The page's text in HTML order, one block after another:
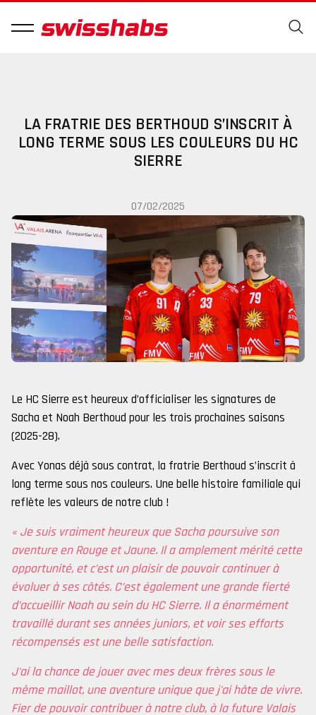
LA FRATRIE DES BERTHOUD S’INSCRIT À
LONG TERME SOUS LES COULEURS DU HC
SIERRE
07/02/2025
Le HC Sierre est heureux d’officialiser les signatures de
Sacha et Noah Berthoud pour les trois prochaines saisons
(2025-28).
Avec Yonas déjà sous contrat, la fratrie Berthoud s’inscrit à
long terme sous nos couleurs. Une belle histoire familiale qui
reflète les valeurs de notre club !
« Je suis vraiment heureux que Sacha poursuive son
aventure en Rouge et Jaune. Il a amplement mérité cette
opportunité, et c’est un plaisir de pouvoir continuer à
évoluer à ses côtés. C’est également une grande fierté
d’accueillir Noah au sein du HC Sierre. Il a énormément
travaillé durant ses années juniors, et voir ses efforts
récompensés est une belle satisfaction.
J'ai la chance de jouer avec mes deux frères sous le
même maillot, une aventure unique que j'ai hâte de vivre.
Fier de pouvoir contribuer à notre club, à la future Valais